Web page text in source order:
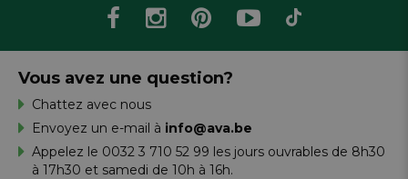
Vous avez une question?
Chattez avec nous
Envoyez un e-mail à info@ava.be
Appelez le 0032 3 710 52 99 les jours ouvrables de 8h30
à 17h30 et samedi de 10h à 16h.